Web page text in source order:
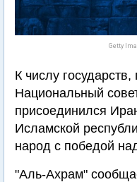
Getty
К числу
Национальный
присоединился
Исламской
народ с победой
"Аль-Ахрам"